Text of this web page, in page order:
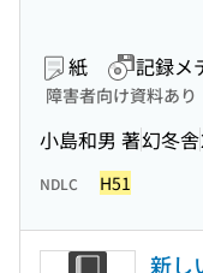
紙 記録メ
障害者向け資料あり
小島和男 著幻冬舎
NDLC H51
新し